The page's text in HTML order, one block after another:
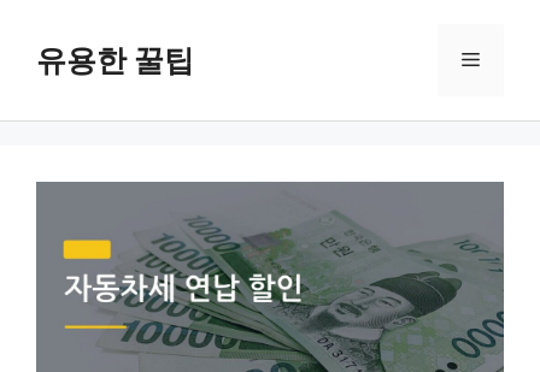
유용한 꿀팁 메